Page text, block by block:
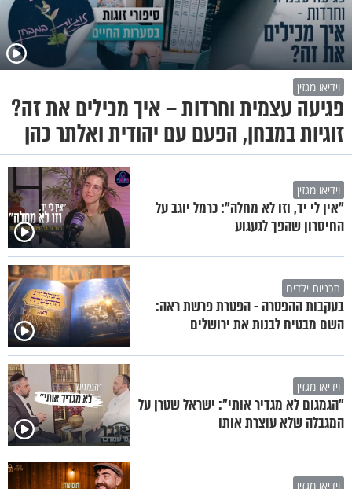
וידיאו מגזין
פגיעה עצמית וחרדות – איך מכילים את זה?
זוגיות במבחן, הפעם עם יהודית ואלתר כהן
וידיאו מגזין
"אין לי יד, וזו לא מחלה": כרמל יוגב על
החיסרון שהפך לגעגוע
תכניות ילדים
בעקבות ההפטרה - הפטרת פרשת ראה:
השם מבטיח לבנות את ירושלים
וידיאו מגזין
"הגמגום לא מגדיר אותי": ישראל שטרן על
המגבלה שלא עוצרת אותו
וידיאו מגזין